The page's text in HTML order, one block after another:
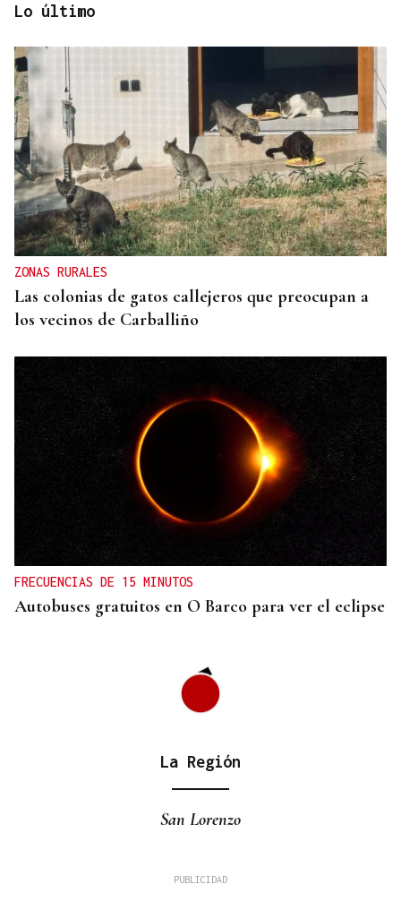
Rafael Salgado
LEMBRANZAS
Ourense no tempo: álbum de verano | Muebles Zalama,
comercio cercano
Lo último
ZONAS RURALES
Las colonias de gatos callejeros que preocupan a
los vecinos de Carballiño
FRECUENCIAS DE 15 MINUTOS
Autobuses gratuitos en O Barco para ver el eclipse
La Región
San Lorenzo